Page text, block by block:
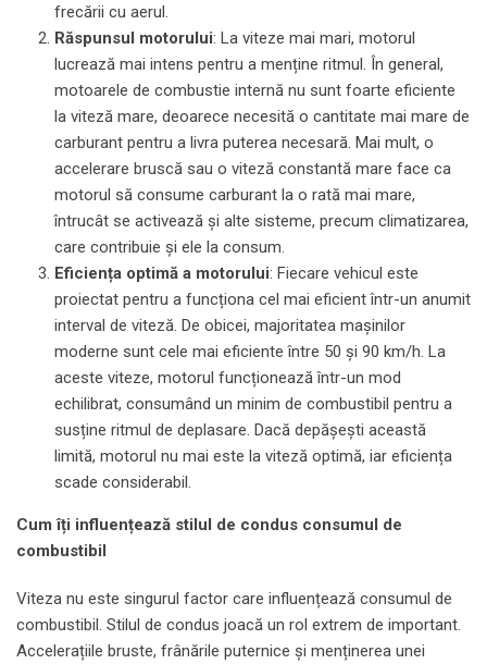
frecării cu aerul.
Răspunsul motorului: La viteze mai mari, motorul
lucrează mai intens pentru a menține ritmul. În general,
motoarele de combustie internă nu sunt foarte eficiente
la viteză mare, deoarece necesită o cantitate mai mare de
carburant pentru a livra puterea necesară. Mai mult, o
accelerare bruscă sau o viteză constantă mare face ca
motorul să consume carburant la o rată mai mare,
întrucât se activează și alte sisteme, precum climatizarea,
care contribuie și ele la consum.
Eficiența optimă a motorului: Fiecare vehicul este
proiectat pentru a funcționa cel mai eficient într-un anumit
interval de viteză. De obicei, majoritatea mașinilor
moderne sunt cele mai eficiente între 50 și 90 km/h. La
aceste viteze, motorul funcționează într-un mod
echilibrat, consumând un minim de combustibil pentru a
susține ritmul de deplasare. Dacă depășești această
limită, motorul nu mai este la viteză optimă, iar eficiența
scade considerabil.
Cum îți influențează stilul de condus consumul de
combustibil
Viteza nu este singurul factor care influențează consumul de
combustibil. Stilul de condus joacă un rol extrem de important.
Accelerațiile bruste, frânările puternice și menținerea unei